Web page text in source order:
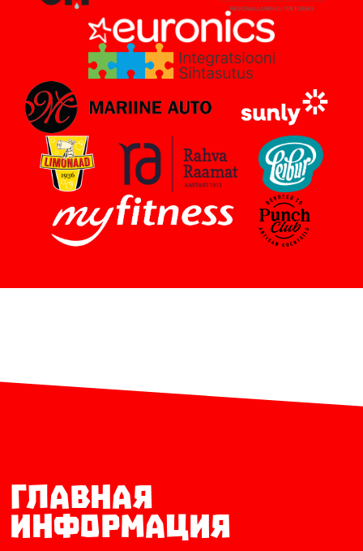
Главная
информация